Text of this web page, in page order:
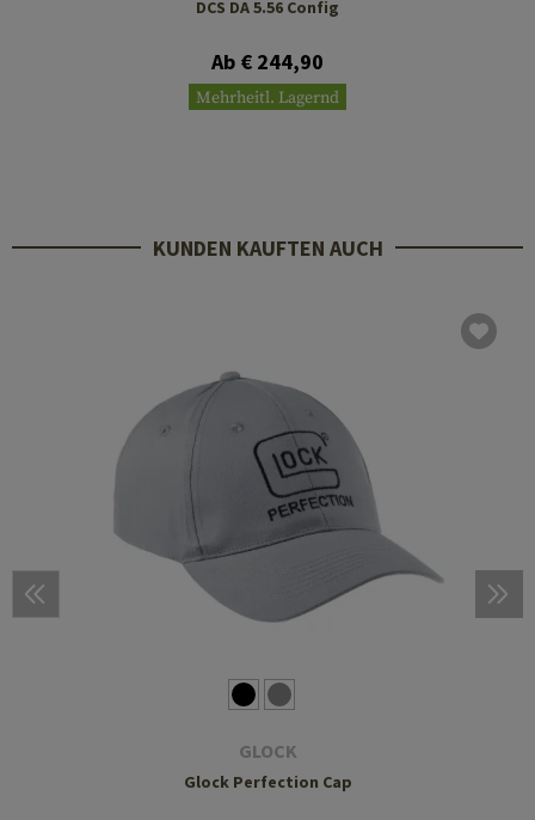
DCS DA 5.56 Config
Ab € 244,90
Mehrheitl. Lagernd
KUNDEN KAUFTEN AUCH
GLOCK
Glock Perfection Cap